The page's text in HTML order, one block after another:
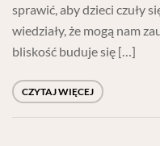
sprawić, aby dzieci czuły
wiedziały, że mogą nam
bliskość buduje się […]
CZYTAJ WIĘCEJ